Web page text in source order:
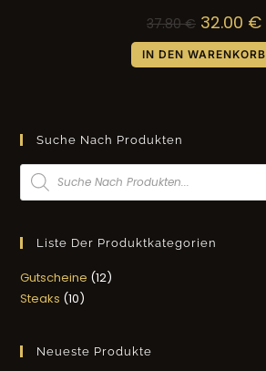
37.80€ 32.00 €
IN DEN WARENKORB
Suche Nach Produkten
Liste Der Produktkategorien
Gutscheine 12
Steaks 10
Neueste Produkte